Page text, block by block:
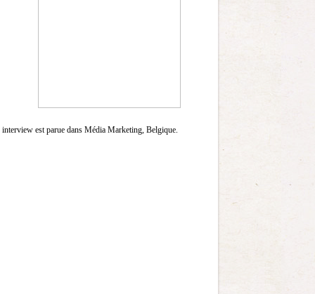
est parue dans Média Marketing, Belgique.